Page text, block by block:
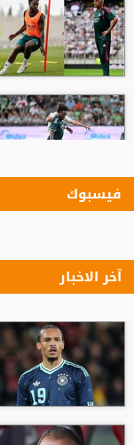
فيسبوك
آخر الاخبار